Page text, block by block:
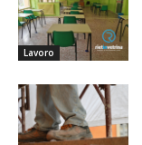
Lavoro